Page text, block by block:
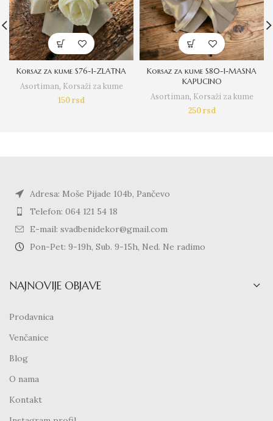
Korsaz za kume S76-1-ZLATNA
Asortiman, Korsaži za kume
150rsd
Korsaz za kume S80-1-MASNA
KAPUCINO
Asortiman, Korsaži za kume
250rsd
Adresa: Moše Pijade 104b, Pančevo
Telefon: 064 121 54 18
E-mail: svadbenidekor@gmail.com
Pon-Pet: 9-19h, Sub. 9-15h, Ned. Ne radimo
NAJNOVIJE OBJAVE
Prodavnica
Venčanice
Blog
O nama
Kontakt